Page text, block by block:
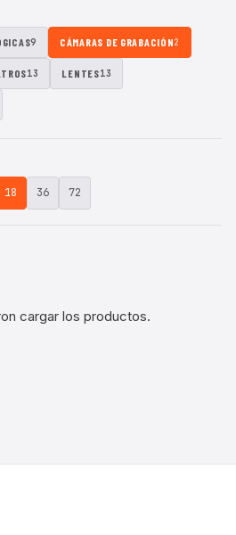
9 CÁMARAS DE GRABACIÓN2
13 LENTES13
18 36 72
cargar los productos.